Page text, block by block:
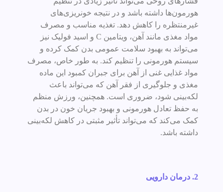
هورمون‌ها داشته باشد و در نتیجه خونریزی‌های
غیرمنتظره را کاهش دهد. تغذیه مناسب و مصرف
مواد مغذی مانند آهن، ویتامین C و اسید فولیک نیز
می‌تواند به بهبود سلامت عمومی بدن کمک کرده و
سیستم هورمونی را تنظیم کند. به طور خاص، مصرف
مواد غذایی غنی از آهن برای جبران کمبود این ماده
مغذی و جلوگیری از فقر آهن که می‌تواند باعث
لکه‌بینی شود، ضروری است. همچنین، ورزش منظم
به حفظ تعادل هورمونی و بهبود جریان خون در بدن
کمک می‌کند که می‌تواند تأثیر مثبتی در کاهش لکه‌بینی
داشته باشد.
2. درمان دارویی